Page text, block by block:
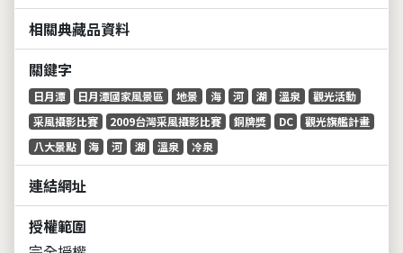
相關典藏品資料
關鍵字
日月潭 日月潭國家風景區 地景 海 河 湖 溫泉
觀光活動
采風攝影比賽
2009台灣采風攝影比賽 銅牌獎 DC
觀光旗艦計畫
八大景點
海 河 湖 溫泉 冷泉
連結網址
授權範圍